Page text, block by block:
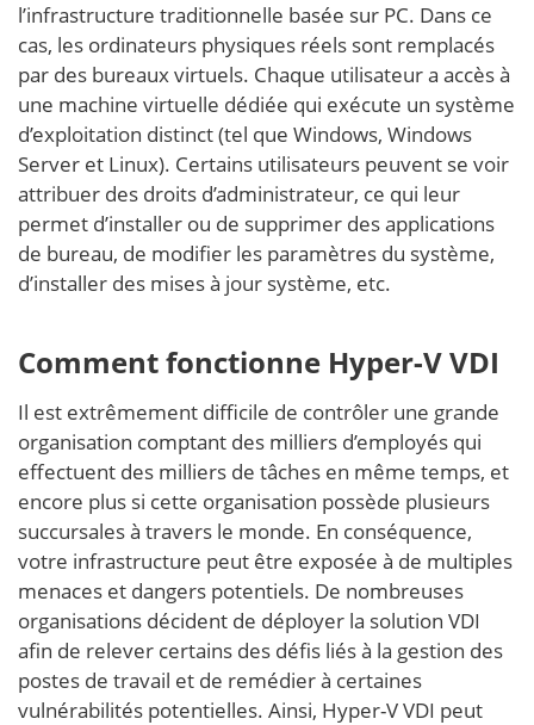
l’infrastructure traditionnelle basée sur PC. Dans ce
cas, les ordinateurs physiques réels sont remplacés
par des bureaux virtuels. Chaque utilisateur a accès à
une machine virtuelle dédiée qui exécute un système
d’exploitation distinct (tel que Windows, Windows
Server et Linux). Certains utilisateurs peuvent se voir
attribuer des droits d’administrateur, ce qui leur
permet d’installer ou de supprimer des applications
de bureau, de modifier les paramètres du système,
d’installer des mises à jour système, etc.
Comment fonctionne Hyper-V VDI
Il est extrêmement difficile de contrôler une grande
organisation comptant des milliers d’employés qui
effectuent des milliers de tâches en même temps, et
encore plus si cette organisation possède plusieurs
succursales à travers le monde. En conséquence,
votre infrastructure peut être exposée à de multiples
menaces et dangers potentiels. De nombreuses
organisations décident de déployer la solution VDI
afin de relever certains des défis liés à la gestion des
postes de travail et de remédier à certaines
vulnérabilités potentielles. Ainsi, Hyper-V VDI peut